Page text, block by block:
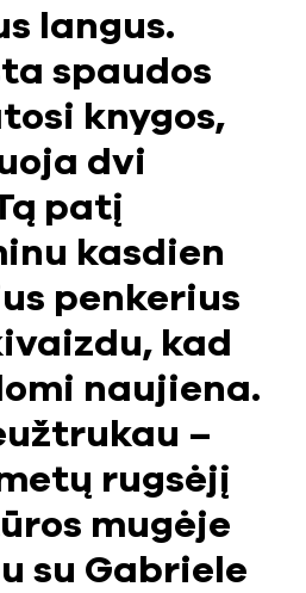
langus.
spaudos
knygos,
dvi
patį
kasdien
penkerius
kad
naujiena.
–
rugsėjį
mugėje
su Gabriele